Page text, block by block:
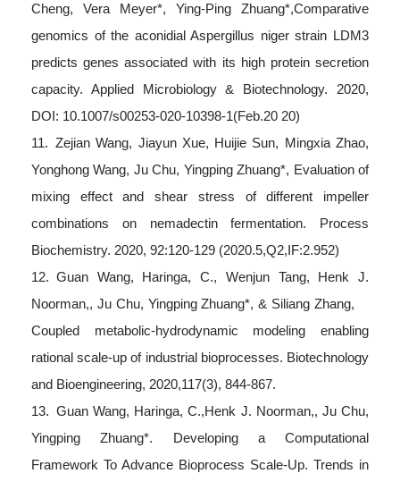
Cheng, Vera Meyer*, Ying-Ping Zhuang*,Comparative
genomics of the aconidial Aspergillus niger strain LDM3
predicts genes associated with its high protein secretion
capacity. Applied Microbiology & Biotechnology. 2020,
DOI: 10.1007/s00253-020-10398-1(Feb.20 20)
11. Zejian Wang, Jiayun Xue, Huijie Sun, Mingxia Zhao,
Yonghong Wang, Ju Chu, Yingping Zhuang*, Evaluation of
mixing effect and shear stress of different impeller
combinations on nemadectin fermentation. Process
Biochemistry. 2020, 92:120-129 (2020.5,Q2,IF:2.952)
12. Guan Wang, Haringa, C., Wenjun Tang, Henk J.
Noorman,, Ju Chu, Yingping Zhuang*, & Siliang Zhang,
Coupled metabolic‐hydrodynamic modeling enabling
rational scale‐up of industrial bioprocesses. Biotechnology
and Bioengineering, 2020,117(3), 844-867.
13. Guan Wang, Haringa, C.,Henk J. Noorman,, Ju Chu,
Yingping Zhuang*. Developing a Computational
Framework To Advance Bioprocess Scale-Up. Trends in